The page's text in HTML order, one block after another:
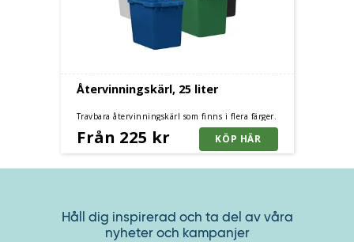
Återvinningskärl, 25 liter
Travbara återvinningskärl som finns i flera färger.
Utmärkt för källsortering hemma eller på kontor.
Från 225 kr
Håll dig inspirerad och ta del av våra
nyheter och kampanjer